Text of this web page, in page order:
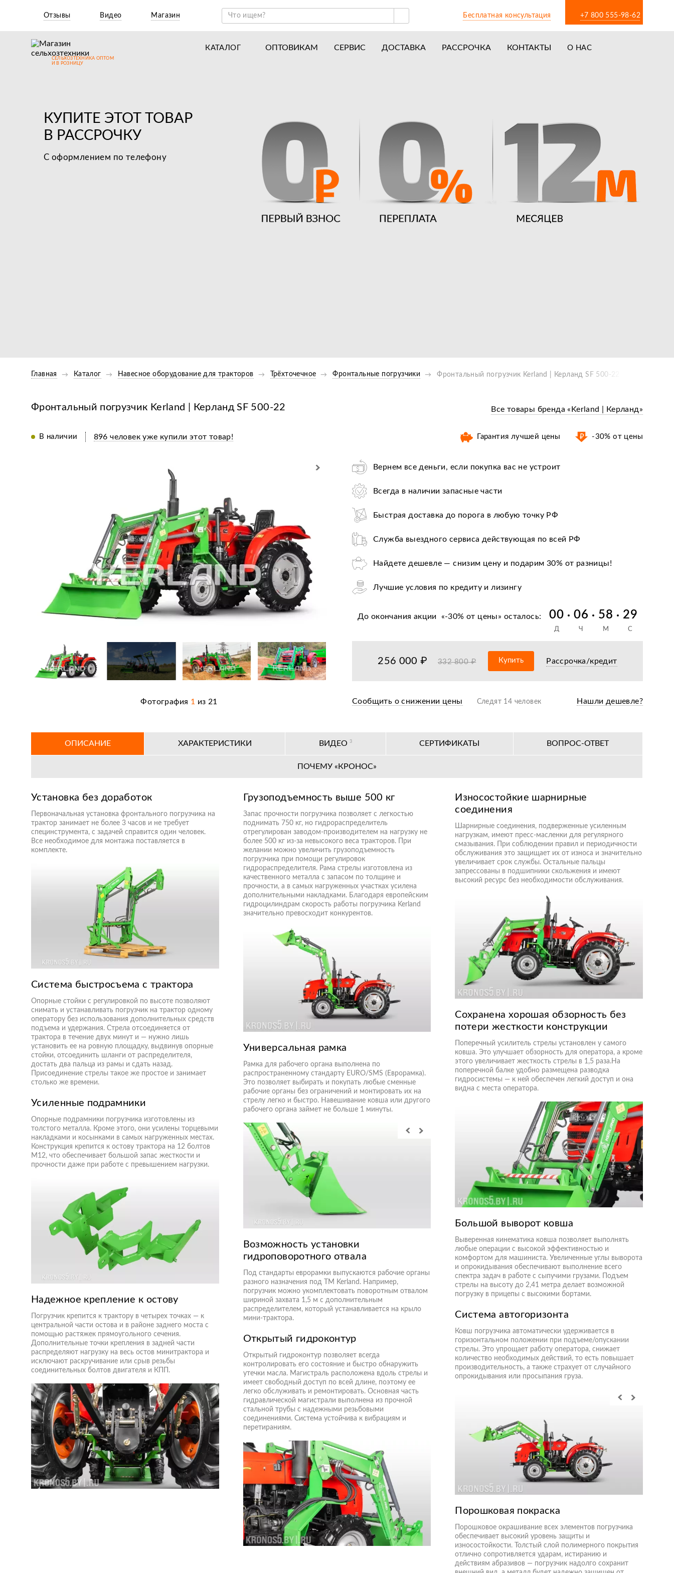
Отзывы Видео Магазин Бесплатная консультация +7 800 555-98-62
СЕЛЬХОЗТЕХНИКА ОПТОМ
И В РОЗНИЦУ
КАТАЛОГ
Навесное оборудование для мотоблоков
ОПТОВИКАМ СЕРВИС ДОСТАВКА РАССРОЧКА КОНТАКТЫ
О НАС
Новости
Отзывы
Вакансии
Гарантия лучшей цены
КУПИТЕ ЭТОТ ТОВАР
В РАССРОЧКУ
С оформлением по телефону
Главная Каталог Навесное оборудование для тракторов Трёхточечное Фронтальные погрузчики Фронтальный погрузчик Kerland | Керланд SF 500-22
Фронтальный погрузчик Kerland | Керланд SF 500-22 Все товары бренда «Kerland | Керланд»
В наличии 896 человек уже купили этот товар! Гарантия лучшей цены -30% от цены
Фотография 1 из 21
Вернем все деньги, если покупка вас не устроит
Всегда в наличии запасные части
Быстрая доставка до порога в любую точку РФ
Служба выездного сервиса действующая по всей РФ
Найдете дешевле — снизим цену и подарим 30% от разницы!
Лучшие условия по кредиту и лизингу
Оплата при получении после оформления документов
36+ авторизированных сервисных центров по всей РФ
До окончания акции «-30% от цены» осталось: 00 06 58 28
Д Ч М С
256 000 ₽ 332 800 ₽ Купить Рассрочка/кредит
Сообщить о снижении цены Следят 14 человек Нашли дешевле?
ОПИСАНИЕ ХАРАКТЕРИСТИКИ ВИДЕО 3 СЕРТИФИКАТЫ ВОПРОС-ОТВЕТ
ПОЧЕМУ «КРОНОС»
Установка без доработок
Первоначальная установка фронтального погрузчика на
трактор занимает не более 3 часов и не требует
специнструмента, с задачей справится один человек.
Все необходимое для монтажа поставляется в
комплекте.
Система быстросъема с трактора
Опорные стойки с регулировкой по высоте позволяют
снимать и устанавливать погрузчик на трактор одному
оператору без использования дополнительных средств
подъема и удержания. Стрела отсоединяется от
трактора в течение двух минут и — нужно лишь
установить ее на ровную площадку, выдвинув опорные
стойки, отсоединить шланги от распределителя,
достать два пальца из рамы и сдать назад.
Присоединение стрелы такое же простое и занимает
столько же времени.
Усиленные подрамники
Опорные подрамники погрузчика изготовлены из
толстого металла. Кроме этого, они усилены торцевыми
накладками и косынками в самых нагруженных местах.
Конструкция крепится к остову трактора на 12 болтов
М12, что обеспечивает большой запас жесткости и
прочности даже при работе с превышением нагрузки.
Надежное крепление к остову
Погрузчик крепится к трактору в четырех точках — к
центральной части остова и в районе заднего моста с
помощью растяжек прямоугольного сечения.
Дополнительные точки крепления в задней части
распределяют нагрузку на весь остов минитрактора и
исключают раскручивание или срыв резьбы
соединительных болтов двигателя и КПП.
Грузоподъемность выше 500 кг
Запас прочности погрузчика позволяет с легкостью
поднимать 750 кг, но гидрораспределитель
отрегулирован заводом-производителем на нагрузку не
более 500 кг из-за невысокого веса тракторов. При
желании можно увеличить грузоподъемность
погрузчика при помощи регулировок
гидрораспределителя. Рама стрелы изготовлена из
качественного металла с запасом по толщине и
прочности, а в самых нагруженных участках усилена
дополнительными накладками. Благодаря европейским
гидроцилиндрам скорость работы погрузчика Kerland
значительно превосходит конкурентов.
Универсальная рамка
Рамка для рабочего органа выполнена по
распространенному стандарту EURO/SMS (Еврорамка).
Это позволяет выбирать и покупать любые сменные
рабочие органы без ограничений и монтировать их на
стрелу легко и быстро. Навешивание ковша или другого
рабочего органа займет не больше 1 минуты.
Возможность установки
гидроповоротного отвала
Под стандарты еврорамки выпускаются рабочие органы
разного назначения под ТМ Kerland. Например,
погрузчик можно укомплектовать поворотным отвалом
шириной захвата 1,5 м с дополнительным
распределителем, который устанавливается на крыло
мини-трактора.
Открытый гидроконтур
Открытый гидроконтур позволяет всегда
контролировать его состояние и быстро обнаружить
утечки масла. Магистраль расположена вдоль стрелы и
имеет свободный доступ по всей длине, поэтому ее
легко обслуживать и ремонтировать. Основная часть
гидравлической магистрали выполнена из прочной
стальной трубы с надежными резьбовыми
соединениями. Система устойчива к вибрациям и
перетираниям.
Износостойкие шарнирные
соединения
Шарнирные соединения, подверженные усиленным
нагрузкам, имеют пресс-масленки для регулярного
смазывания. При соблюдении правил и периодичности
обслуживания это защищает их от износа и значительно
увеличивает срок службы. Остальные пальцы
запрессованы в подшипники скольжения и имеют
высокий ресурс без необходимости обслуживания.
Сохранена хорошая обзорность без
потери жесткости конструкции
Поперечный усилитель стрелы установлен у самого
ковша. Это улучшает обзорность для оператора, а кроме
этого увеличивает жесткость стрелы в 1,5 раза.На
поперечной балке удобно размещена разводка
гидросистемы — к ней обеспечен легкий доступ и она
видна с места оператора.
Большой выворот ковша
Выверенная кинематика ковша позволяет выполнять
любые операции с высокой эффективностью и
комфортом для машиниста. Увеличенные углы выворота
и опрокидывания обеспечивают выполнение всего
спектра задач в работе с сыпучими грузами. Подъем
стрелы на высоту до 2,41 метра делает возможной
погрузку в прицепы с высокими бортами.
Система автогоризонта
Ковш погрузчика автоматически удерживается в
горизонтальном положении при подъеме/опускании
стрелы. Это упрощает работу оператора, снижает
количество необходимых действий, то есть повышает
производительность, а также страхует от случайного
опрокидывания или просыпания груза.
Порошковая покраска
Порошковое окрашивание всех элементов погрузчика
обеспечивает высокий уровень защиты и
износостойкости. Толстый слой полимерного покрытия
отлично сопротивляется ударам, истиранию и
действиям абразивов — погрузчик надолго сохранит